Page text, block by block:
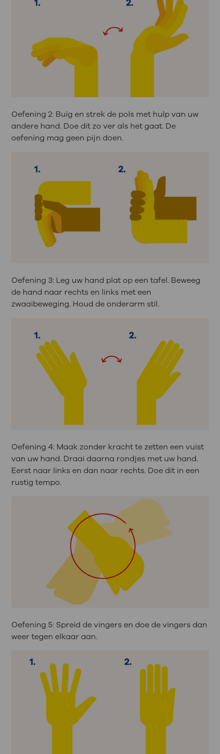
Oefening 2: Buig en strek de pols met hulp van uw
andere hand. Doe dit zo ver als het gaat. De
oefening mag geen pijn doen.
Oefening 3: Leg uw hand plat op een tafel. Beweeg
de hand naar rechts en links met een
zwaaibeweging. Houd de onderarm stil.
Oefening 4: Maak zonder kracht te zetten een vuist
van uw hand. Draai daarna rondjes met uw hand.
Eerst naar links en dan naar rechts. Doe dit in een
rustig tempo.
Oefening 5: Spreid de vingers en doe de vingers dan
weer tegen elkaar aan.